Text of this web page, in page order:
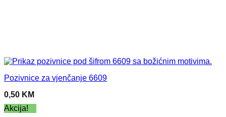
Pozivnice za vjenčanje 6609
0,50 KM
Akcija!